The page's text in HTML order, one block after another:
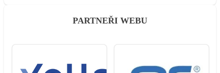
PARTNEŘI WEBU